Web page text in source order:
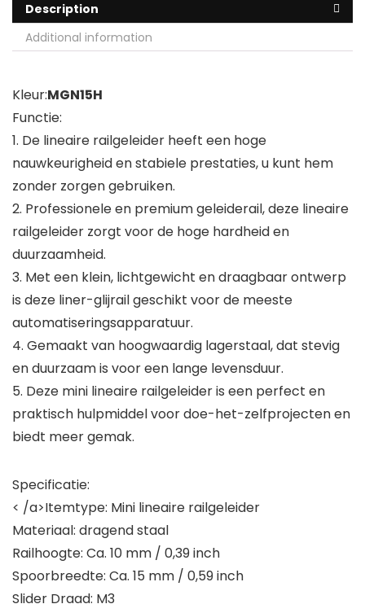
Description
Additional information
Kleur:MGN15H
Functie:
1. De lineaire railgeleider heeft een hoge
nauwkeurigheid en stabiele prestaties, u kunt hem
zonder zorgen gebruiken.
2. Professionele en premium geleiderail, deze lineaire
railgeleider zorgt voor de hoge hardheid en
duurzaamheid.
3. Met een klein, lichtgewicht en draagbaar ontwerp
is deze liner-glijrail geschikt voor de meeste
automatiseringsapparatuur.
4. Gemaakt van hoogwaardig lagerstaal, dat stevig
en duurzaam is voor een lange levensduur.
5. Deze mini lineaire railgeleider is een perfect en
praktisch hulpmiddel voor doe-het-zelfprojecten en
biedt meer gemak.
Specificatie:
< /a>Itemtype: Mini lineaire railgeleider
Materiaal: dragend staal
Railhoogte: Ca. 10 mm / 0,39 inch
Spoorbreedte: Ca. 15 mm / 0,59 inch
Slider Draad: M3